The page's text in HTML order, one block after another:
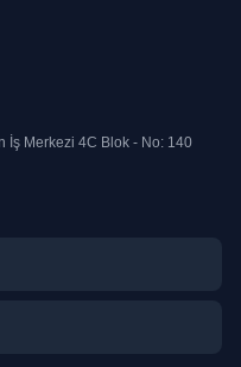
İş Merkezi 4C Blok - No: 140